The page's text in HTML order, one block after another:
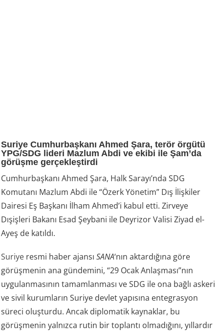
Suriye Cumhurbaşkanı Ahmed Şara, terör örgütü
YPG/SDG lideri Mazlum Abdi ve ekibi ile Şam’da
görüşme gerçekleştirdi
Cumhurbaşkanı Ahmed Şara, Halk Sarayı’nda SDG
Komutanı Mazlum Abdi ile “Özerk Yönetim” Dış İlişkiler
Dairesi Eş Başkanı İlham Ahmed’i kabul etti. Zirveye
Dışişleri Bakanı Esad Şeybani ile Deyrizor Valisi Ziyad el-
Ayeş de katıldı.
Suriye resmi haber ajansıSANA‘nın aktardığına göre
görüşmenin ana gündemini, “29 Ocak Anlaşması”nın
uygulanmasının tamamlanması ve SDG ile ona bağlı askeri
ve sivil kurumların Suriye devlet yapısına entegrasyon
süreci oluşturdu. Ancak diplomatik kaynaklar, bu
görüşmenin yalnızca rutin bir toplantı olmadığını, yıllardır